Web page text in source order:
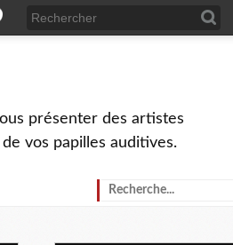
présenter des artistes
vos papilles auditives.